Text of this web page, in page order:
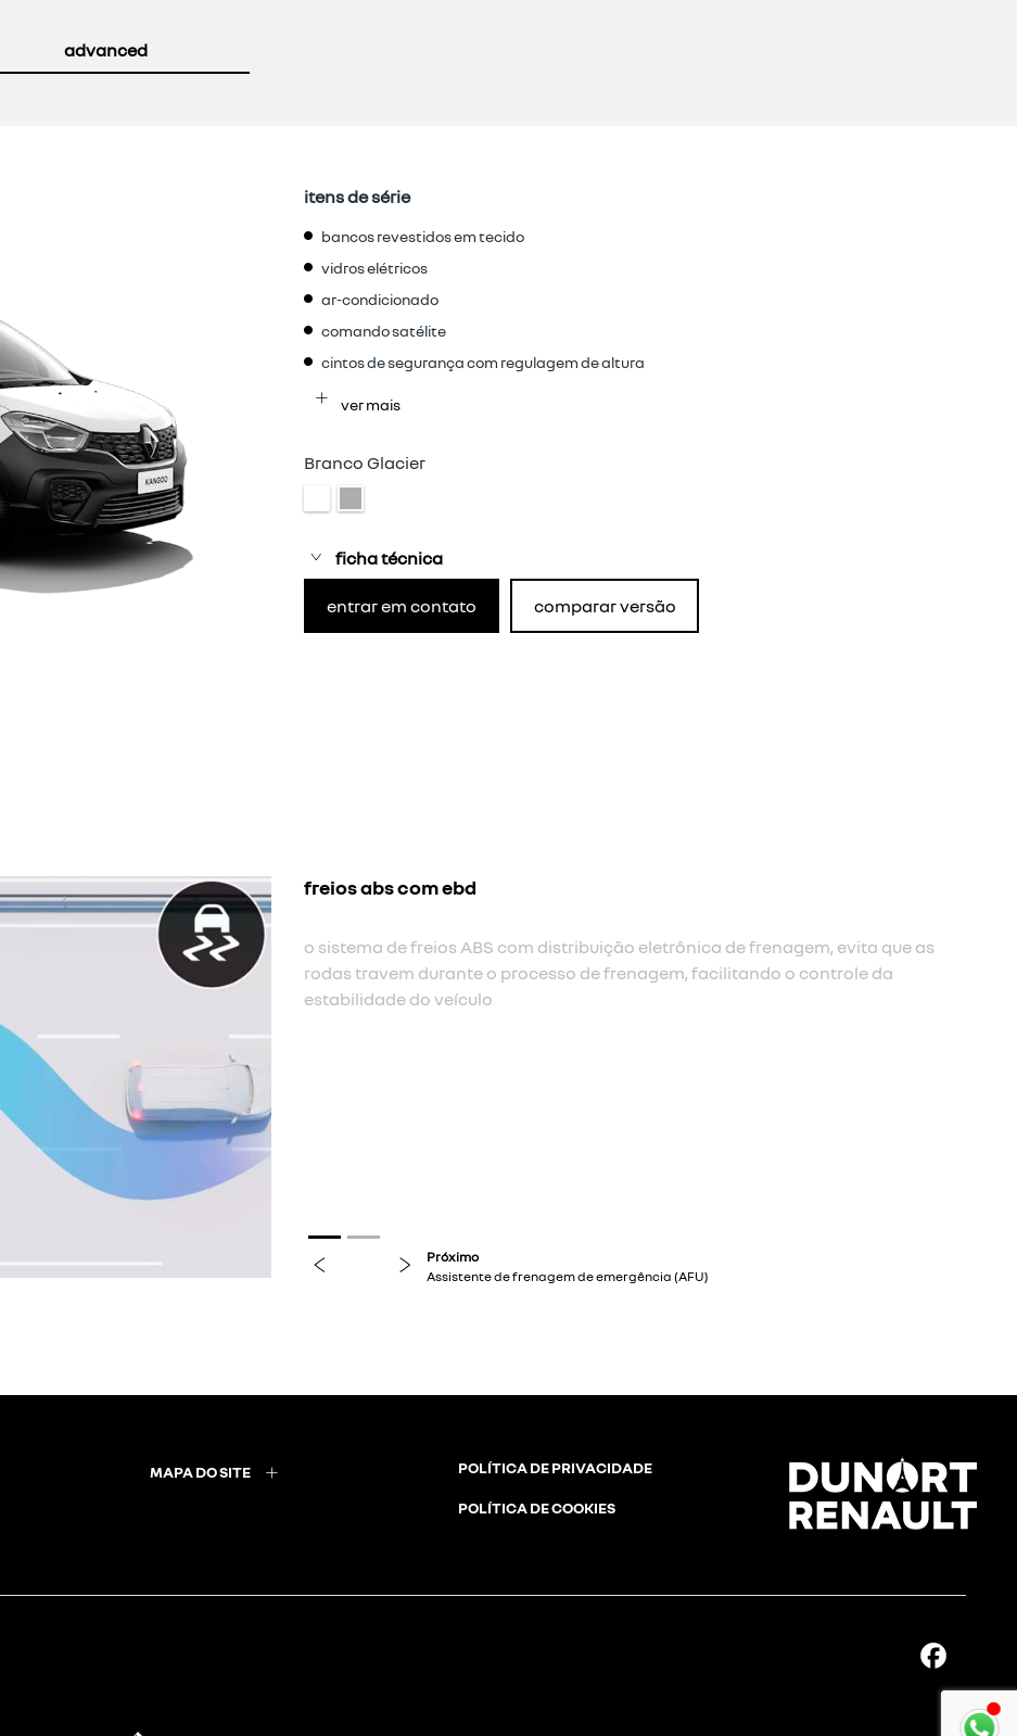
advanced
itens de série
bancos revestidos em tecido
vidros elétricos
ar-condicionado
comando satélite
cintos de segurança com regulagem de altura
ver mais
Branco Glacier
ficha técnica
entrar em contato comparar versão
assistente de frenagem de emergência (afu)
A assistência à frenagem de emergência é acionado e amplifica a
quando o motorista passa muito rapidamente entre o acelerador e o
freio
MAPA DO SITE POLÍTICA DE PRIVACIDADE
POLÍTICA DE COOKIES